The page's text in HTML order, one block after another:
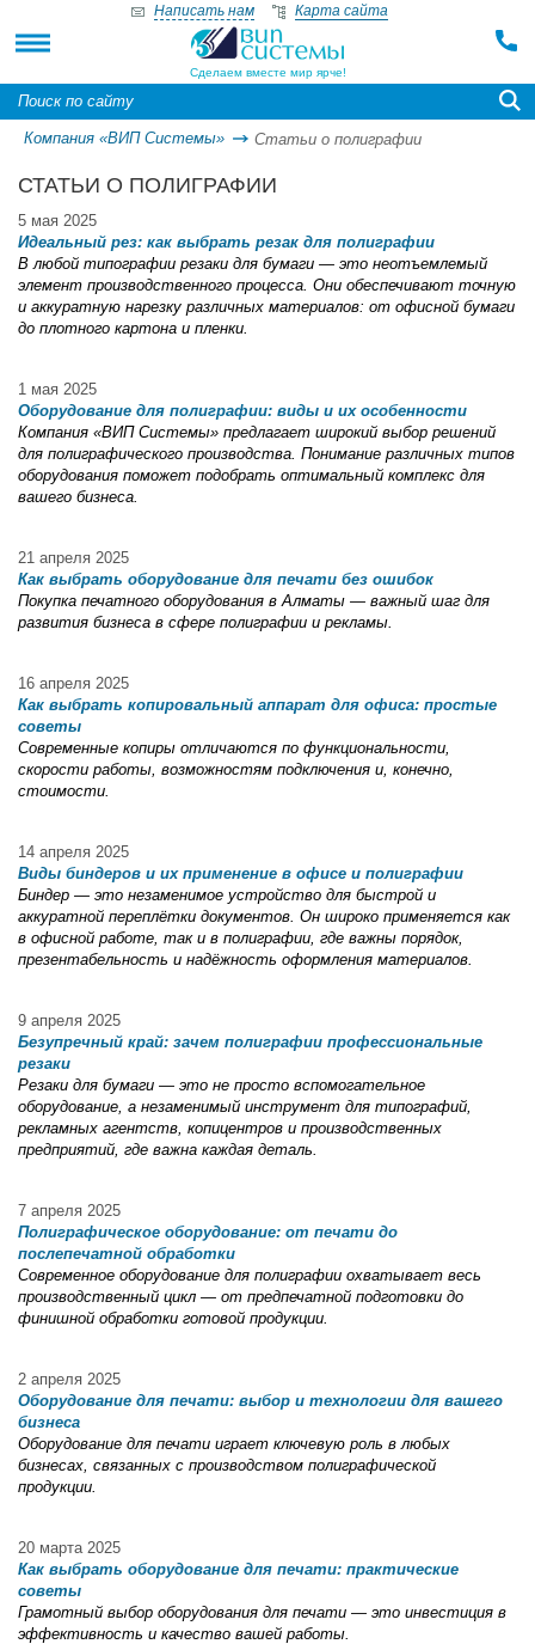
Сделаем вместе мир ярче!
Написать нам Карта сайта
Компания «ВИП Системы» Статьи о полиграфии
СТАТЬИ О ПОЛИГРАФИИ
5 мая 2025
Идеальный рез: как выбрать резак для полиграфии
В любой типографии резаки для бумаги — это неотъемлемый
элемент производственного процесса. Они обеспечивают точную
и аккуратную нарезку различных материалов: от офисной бумаги
до плотного картона и пленки.
1 мая 2025
Оборудование для полиграфии: виды и их особенности
Компания «ВИП Системы» предлагает широкий выбор решений
для полиграфического производства. Понимание различных типов
оборудования поможет подобрать оптимальный комплекс для
вашего бизнеса.
21 апреля 2025
Как выбрать оборудование для печати без ошибок
Покупка печатного оборудования в Алматы — важный шаг для
развития бизнеса в сфере полиграфии и рекламы.
16 апреля 2025
Как выбрать копировальный аппарат для офиса: простые
советы
Современные копиры отличаются по функциональности,
скорости работы, возможностям подключения и, конечно,
стоимости.
14 апреля 2025
Виды биндеров и их применение в офисе и полиграфии
Биндер — это незаменимое устройство для быстрой и
аккуратной переплётки документов. Он широко применяется как
в офисной работе, так и в полиграфии, где важны порядок,
презентабельность и надёжность оформления материалов.
9 апреля 2025
Безупречный край: зачем полиграфии профессиональные
резаки
Резаки для бумаги — это не просто вспомогательное
оборудование, а незаменимый инструмент для типографий,
рекламных агентств, копицентров и производственных
предприятий, где важна каждая деталь.
7 апреля 2025
Полиграфическое оборудование: от печати до
послепечатной обработки
Современное оборудование для полиграфии охватывает весь
производственный цикл — от предпечатной подготовки до
финишной обработки готовой продукции.
2 апреля 2025
Оборудование для печати: выбор и технологии для вашего
бизнеса
Оборудование для печати играет ключевую роль в любых
бизнесах, связанных с производством полиграфической
продукции.
20 марта 2025
Как выбрать оборудование для печати: практические
советы
Грамотный выбор оборудования для печати — это инвестиция в
эффективность и качество вашей работы.